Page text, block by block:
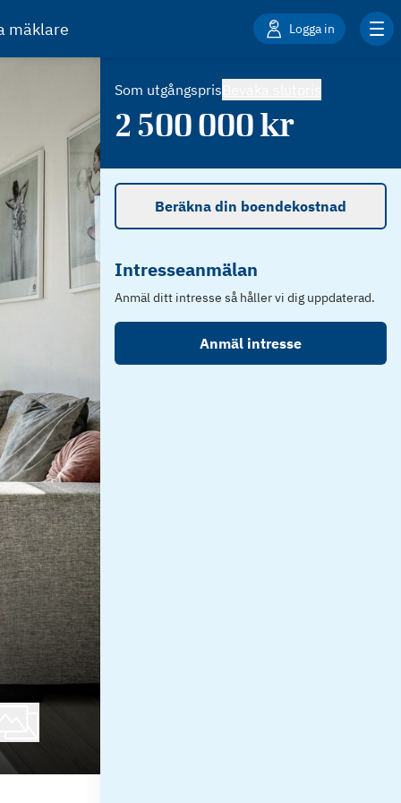
mäklare Logga in
Som utgångspris
2 500 000kr
Beräkna din boendekostnad
Intresseanmälan
Anmäl ditt intresse så håller vi dig uppdaterad.
Anmäl intresse